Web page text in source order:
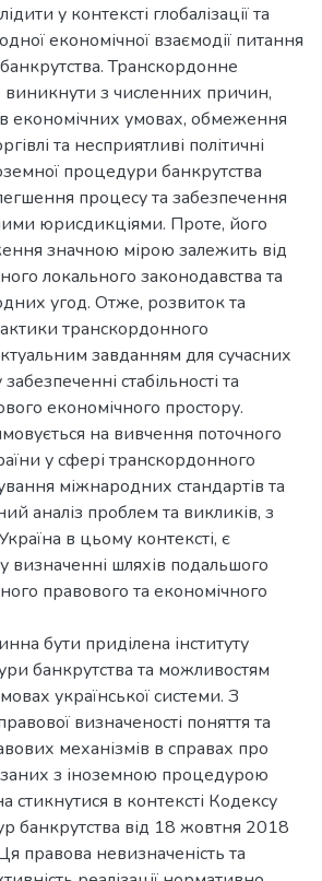
у контексті глобалізації та
економічної взаємодії питання
Транскордонне
з численних причин,
економічних умовах, обмеження
та несприятливі політичні
процедури банкрутства
процесу та забезпечення
юрисдикціями. Проте, його
значною мірою залежить від
локального законодавства та
угод. Отже, розвиток та
транскордонного
завданням для сучасних
стабільності та
економічного простору.
на вивчення поточного
у сфері транскордонного
міжнародних стандартів та
аналіз проблем та викликів, з
в цьому контексті, є
визначенні шляхів подальшого
правового та економічного
бути приділена інституту
банкрутства та можливостям
української системи. З
визначеності поняття та
механізмів в справах про
з іноземною процедурою
стикнутися в контексті Кодексу
банкрутства від 18 жовтня 2018
правова невизначеність та